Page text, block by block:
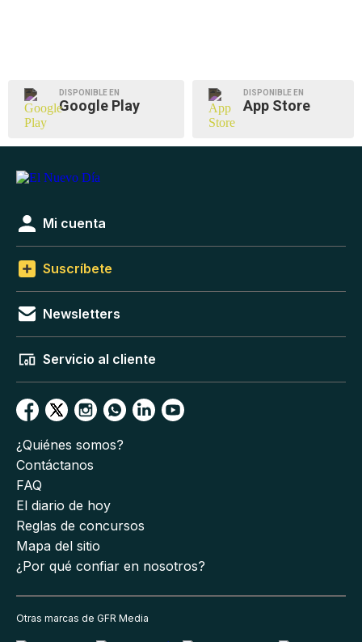
DISPONIBLE EN
Google Play
DISPONIBLE EN
App Store
Mi cuenta
Suscríbete
Newsletters
Servicio al cliente
¿Quiénes somos?
Contáctanos
FAQ
El diario de hoy
Reglas de concursos
Mapa del sitio
¿Por qué confiar en nosotros?
Otras marcas de GFR Media